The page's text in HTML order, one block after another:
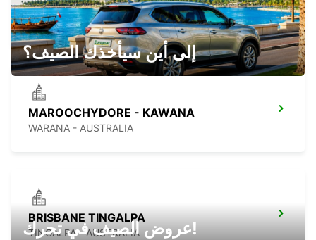
BRISBANE CITY
FORTITUDE VALLEY - AUSTRALIA
MAROOCHYDORE - KAWANA
WARANA - AUSTRALIA
BRISBANE TINGALPA
TINGALPA - AUSTRALIA
إلى أين سيأخذك الصيف؟
عروض الصيف في تحرك!